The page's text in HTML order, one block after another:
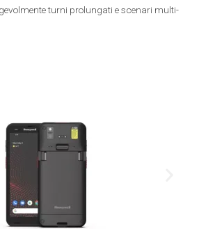
turni prolungati e scenari multi-